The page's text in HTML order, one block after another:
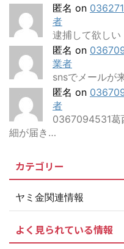
匿名 on
者
逮捕して欲しい
匿名 on
業者
snsでメールが
匿名 on
者
0367094531葛
細が届き…
カテゴリー
ヤミ金関連情報
よく見られている情報